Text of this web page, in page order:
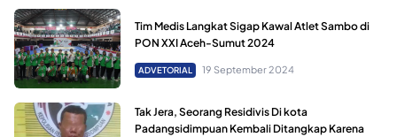
Tim Medis Langkat Sigap Kawal Atlet Sambo di
PON XXI Aceh-Sumut 2024
ADVETORIAL 19 September 2024
Tak Jera, Seorang Residivis Di kota
Padangsidimpuan Kembali Ditangkap Karena